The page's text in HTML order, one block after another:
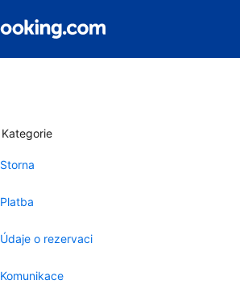
Kategorie
Storna
Platba
Údaje o rezervaci
Komunikace